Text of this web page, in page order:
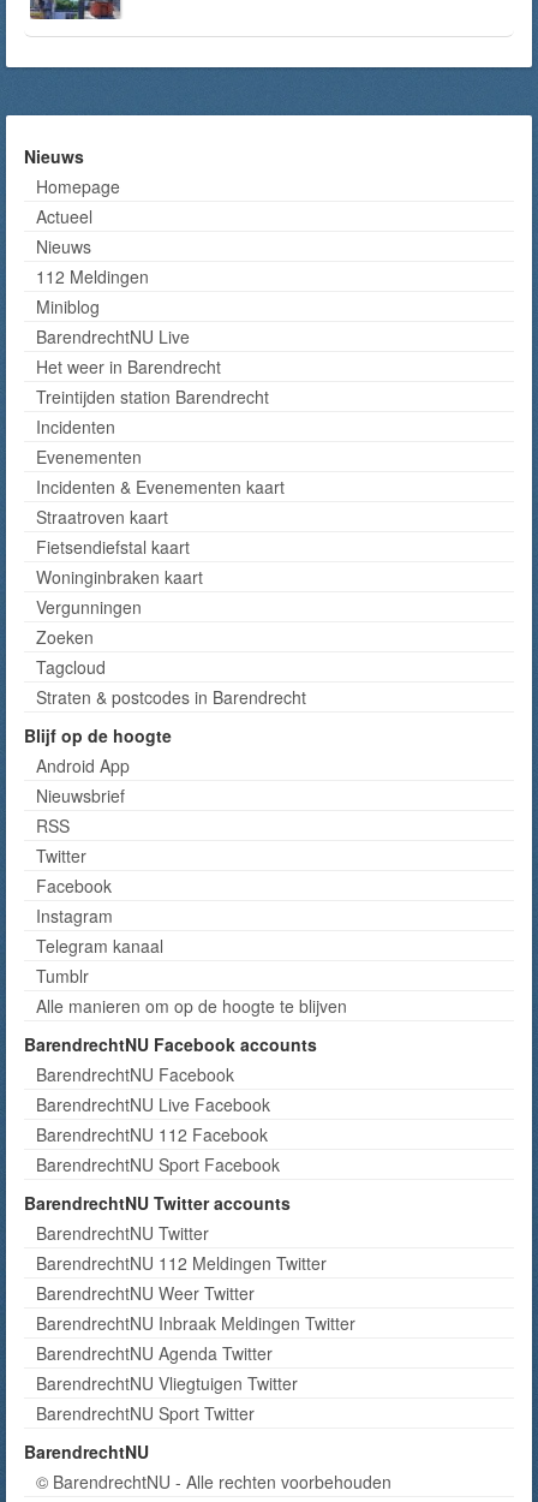
Nieuws
Homepage
Actueel
Nieuws
112 Meldingen
Miniblog
BarendrechtNU Live
Het weer in Barendrecht
Treintijden station Barendrecht
Incidenten
Evenementen
Incidenten & Evenementen kaart
Straatroven kaart
Fietsendiefstal kaart
Woninginbraken kaart
Vergunningen
Zoeken
Tagcloud
Straten & postcodes in Barendrecht
Blijf op de hoogte
Android App
Nieuwsbrief
RSS
Twitter
Facebook
Instagram
Telegram kanaal
Tumblr
Alle manieren om op de hoogte te blijven
BarendrechtNU Facebook accounts
BarendrechtNU Facebook
BarendrechtNU Live Facebook
BarendrechtNU 112 Facebook
BarendrechtNU Sport Facebook
BarendrechtNU Twitter accounts
BarendrechtNU Twitter
BarendrechtNU 112 Meldingen Twitter
BarendrechtNU Weer Twitter
BarendrechtNU Inbraak Meldingen Twitter
BarendrechtNU Agenda Twitter
BarendrechtNU Vliegtuigen Twitter
BarendrechtNU Sport Twitter
BarendrechtNU
© BarendrechtNU - Alle rechten voorbehouden